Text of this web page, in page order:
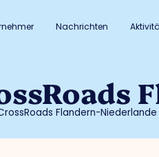
Nachrichten
Flandern-Niederlande